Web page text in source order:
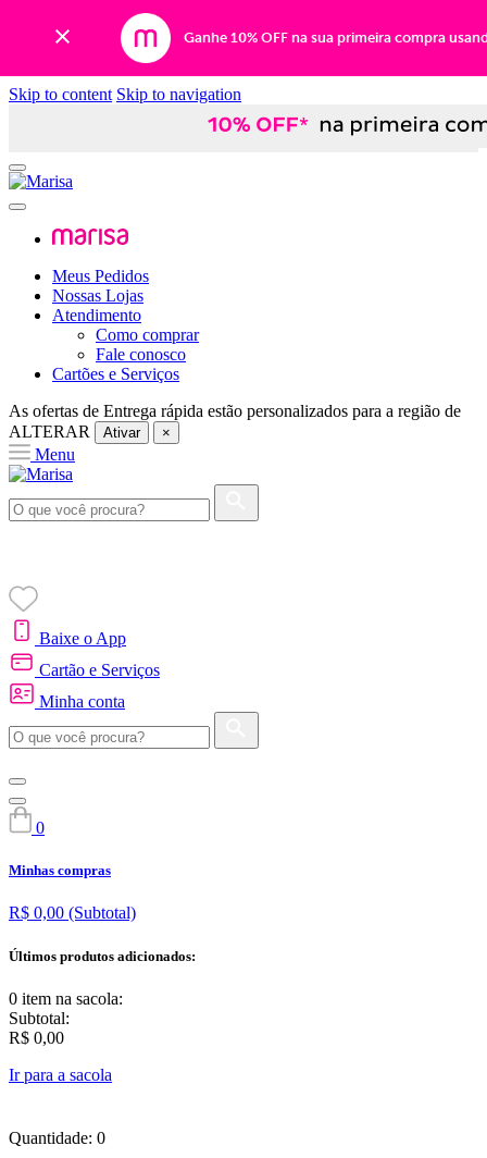
Ganhe 10% OFF na sua primeira compra
Skip to content Skip to navigation
Meus Pedidos
Nossas Lojas
Atendimento
Como comprar
Fale conosco
Cartões e Serviços
As ofertas de Entrega rápida estão personalizados para a região de
ALTERAR
Ativar ×
Menu
Baixe o App
Cartão e Serviços
Minha conta
0
Minhas compras
R$ 0,00 (Subtotal)
Últimos produtos adicionados:
0 item na sacola:
Subtotal:
R$ 0,00
Ir para a sacola
Quantidade: 0